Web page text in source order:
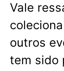
Vale
outros
tem sido